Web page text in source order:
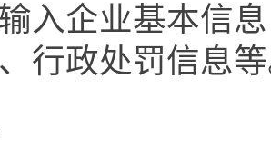
入企业基本信
行政处罚信息